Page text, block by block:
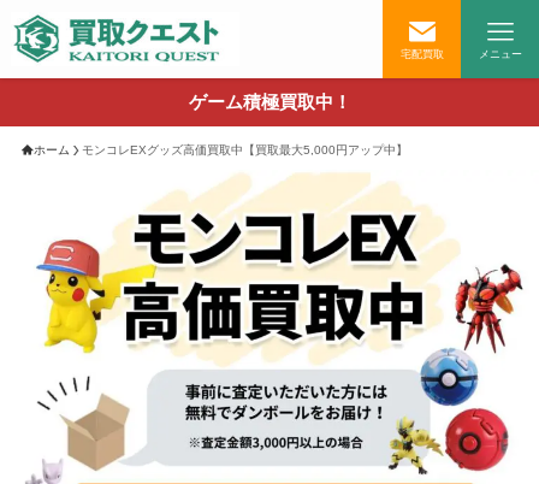
宅配買取 メニュー
ゲーム積極買取中！
ホーム モンコレEXグッズ高価買取中【買取最大5,000円アップ中】